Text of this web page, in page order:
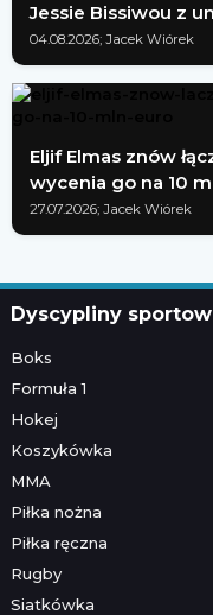
Jessie Bissiwou z
04.08.2026; Jacek Wiórek
Eljif Elmas znów
wycenia go na 10
27.07.2026; Jacek Wiórek
Dyscypliny
Boks
Formuła 1
Hokej
Koszykówka
MMA
Piłka nożna
Piłka ręczna
Rugby
Siatkówka